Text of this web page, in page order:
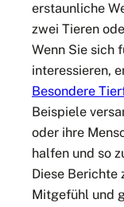
erstaunliche
zwei Tieren
Wenn Sie sich
interessieren,
Besondere
Beispiele
oder ihre
halfen und so
Diese Berichte
Mitgefühl und